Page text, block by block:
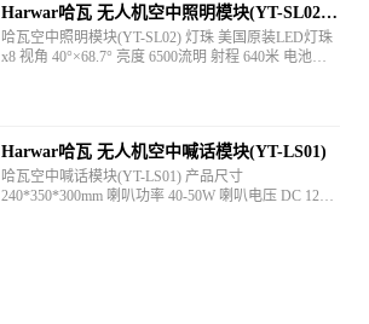
Harwar哈瓦 无人机空中照明模块(YT-SL02)
探照灯
哈瓦空中照明模块(YT-SL02) 灯珠 美国原装LED灯珠
x8 视角 40°×68.7° 亮度 6500流明 射程 640米 电池参
Harwar哈瓦 无人机空中喊话模块(YT-LS01)
哈瓦空中喊话模块(YT-LS01) 产品尺寸
240*350*300mm 喇叭功率 40-50W 喇叭电压 DC 12V